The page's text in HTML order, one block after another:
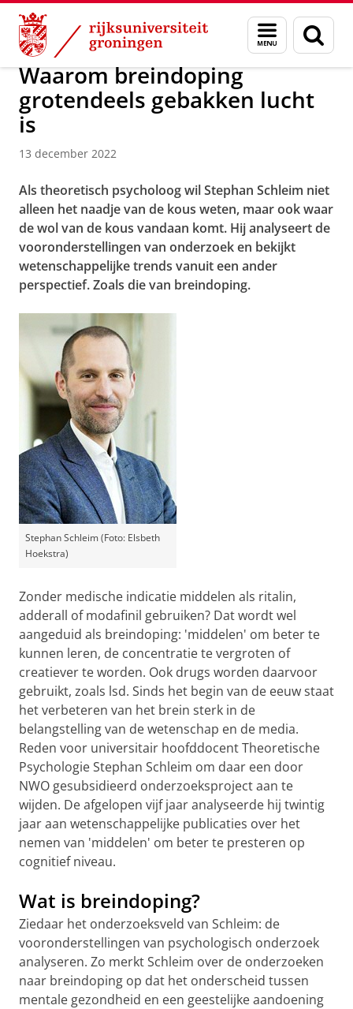
Skip
Content
Skip
Navigation
Menu
en
zoeken
Over ons Actueel Nieuws
Waarom breindoping
grotendeels gebakken lucht
is
13 december 2022
Als theoretisch psycholoog wil Stephan Schleim niet
alleen het naadje van de kous weten, maar ook waar
de wol van de kous vandaan komt. Hij analyseert de
vooronderstellingen van onderzoek en bekijkt
wetenschappelijke trends vanuit een ander
perspectief. Zoals die van breindoping.
Stephan Schleim (Foto: Elsbeth
Hoekstra)
Zonder medische indicatie middelen als ritalin,
adderall of modafinil gebruiken? Dat wordt wel
aangeduid als breindoping: 'middelen' om beter te
kunnen leren, de concentratie te vergroten of
creatiever te worden. Ook drugs worden daarvoor
gebruikt, zoals lsd. Sinds het begin van de eeuw staat
het verbeteren van het brein sterk in de
belangstelling van de wetenschap en de media.
Reden voor universitair hoofddocent Theoretische
Psychologie Stephan Schleim om daar een door
NWO gesubsidieerd onderzoeksproject aan te
wijden. De afgelopen vijf jaar analyseerde hij twintig
jaar aan wetenschappelijke publicaties over het
nemen van 'middelen' om beter te presteren op
cognitief niveau.
Wat is breindoping?
Ziedaar het onderzoeksveld van Schleim: de
vooronderstellingen van psychologisch onderzoek
analyseren. Zo merkt Schleim over de onderzoeken
naar breindoping op dat het onderscheid tussen
mentale gezondheid en een geestelijke aandoening